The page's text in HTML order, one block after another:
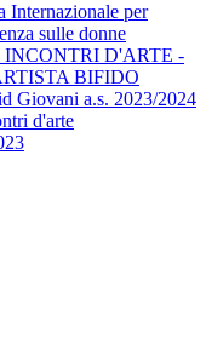
Internazionale per
sulle donne
D'ARTE -
BIFIDO
Giovani a.s. 2023/2024
d'arte